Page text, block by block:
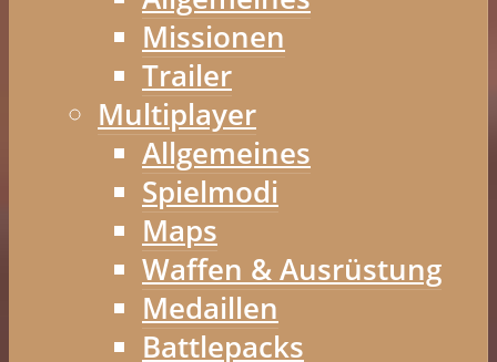
Missionen
Trailer
Multiplayer
Allgemeines
Spielmodi
Maps
Waffen & Ausrüstung
Medaillen
Battlepacks